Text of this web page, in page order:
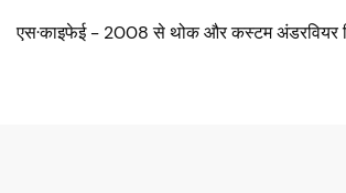
एस·काइफेई - 2008 से थोक और कस्टम अंडरवियर